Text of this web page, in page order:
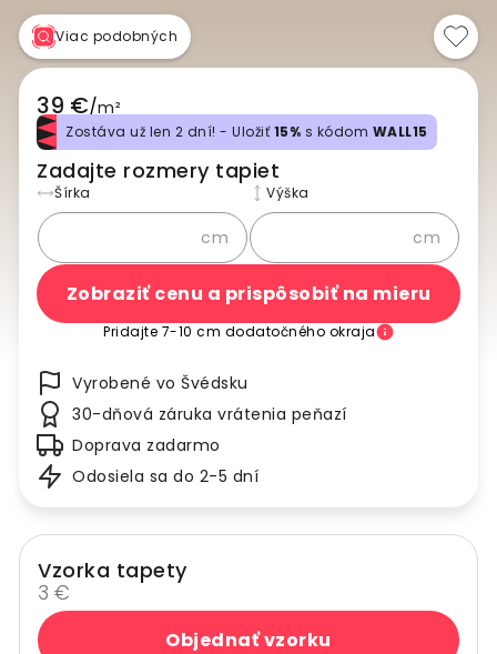
Viac podobných
39 €/m²
Zostáva už len 2 dní! - Uložiť15% s kódom WALL15
Zadajte rozmery tapiet
Šírka
cm
Výška
cm
Zobraziť cenu a prispôsobiť na mieru
Pridajte 7-10 cm dodatočného okraja
Vyrobené vo Švédsku
30-dňová záruka vrátenia peňazí
Doprava zadarmo
Odosiela sa do 2-5 dní
Vzorka tapety
3 €
Objednať vzorku